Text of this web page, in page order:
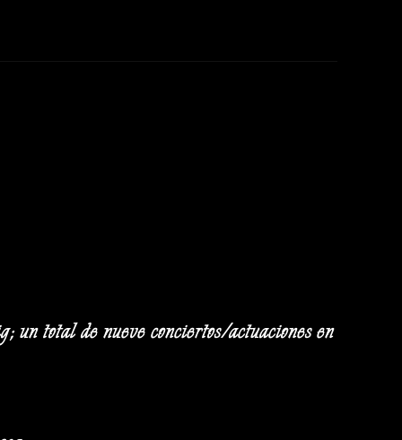
total de nueve conciertos/actuaciones en